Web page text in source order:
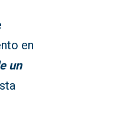
en
un